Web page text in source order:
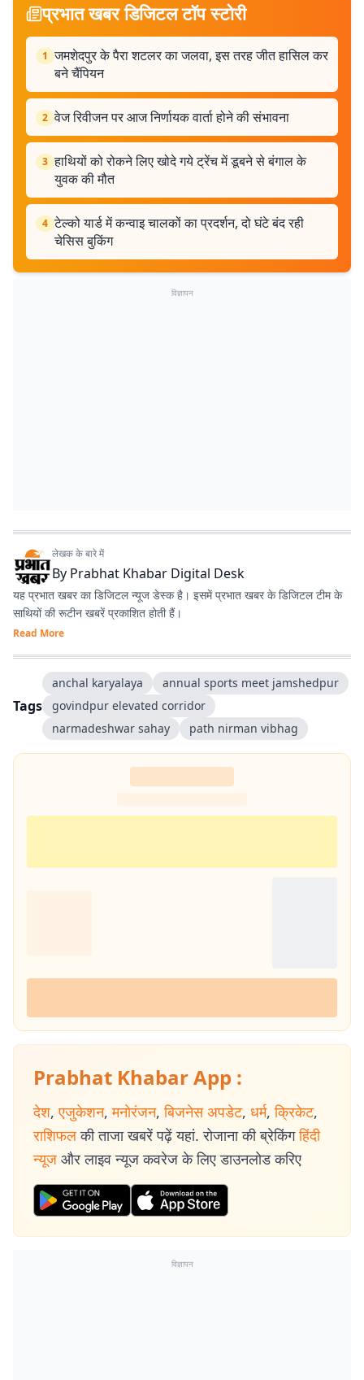
प्रभात खबर डिजिटल टॉप स्टोरी
1 जमशेदपुर के पैरा शटलर का जलवा, इस तरह जीत हासिल कर
बने चैंपियन
2 वेज रिवीजन पर आज निर्णायक वार्ता होने की संभावना
3 हाथियों को रोकने लिए खोदे गये ट्रेंच में डूबने से बंगाल के
युवक की मौत
4 टेल्को यार्ड में कन्वाइ चालकों का प्रदर्शन, दो घंटे बंद रही
चेसिस बुकिंग
विज्ञापन
लेखक के बारे में
By Prabhat Khabar Digital Desk
यह प्रभात खबर का डिजिटल न्यूज डेस्क है। इसमें प्रभात खबर के डिजिटल टीम के
साथियों की रूटीन खबरें प्रकाशित होती हैं।
Read More
Tags
anchal karyalaya
annual sports meet jamshedpur
govindpur elevated corridor
narmadeshwar sahay
path nirman vibhag
Prabhat Khabar App :
देश, एजुकेशन, मनोरंजन, बिजनेस अपडेट, धर्म, क्रिकेट,
राशिफल की ताजा खबरें पढ़ें यहां. रोजाना की ब्रेकिंग हिंदी
न्यूज और लाइव न्यूज कवरेज के लिए डाउनलोड करिए
विज्ञापन